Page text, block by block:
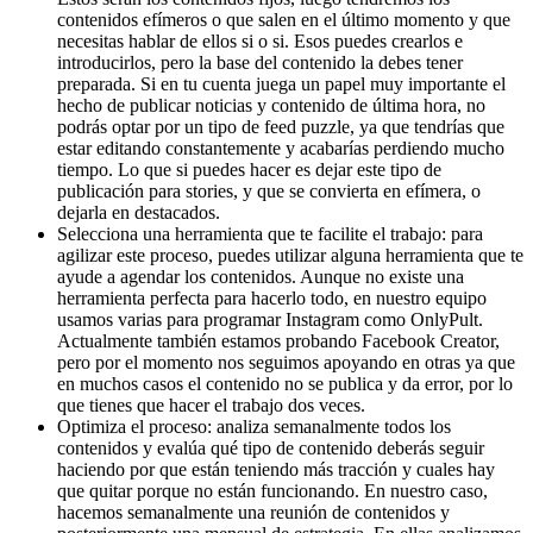
contenidos efímeros o que salen en el último momento y que
necesitas hablar de ellos si o si. Esos puedes crearlos e
introducirlos, pero la base del contenido la debes tener
preparada. Si en tu cuenta juega un papel muy importante el
hecho de publicar noticias y contenido de última hora, no
podrás optar por un tipo de feed puzzle, ya que tendrías que
estar editando constantemente y acabarías perdiendo mucho
tiempo. Lo que si puedes hacer es dejar este tipo de
publicación para stories, y que se convierta en efímera, o
dejarla en destacados.
Selecciona una herramienta que te facilite el trabajo: para
agilizar este proceso, puedes utilizar alguna herramienta que te
ayude a agendar los contenidos. Aunque no existe una
herramienta perfecta para hacerlo todo, en nuestro equipo
usamos varias para programar Instagram como OnlyPult.
Actualmente también estamos probando Facebook Creator,
pero por el momento nos seguimos apoyando en otras ya que
en muchos casos el contenido no se publica y da error, por lo
que tienes que hacer el trabajo dos veces.
Optimiza el proceso: analiza semanalmente todos los
contenidos y evalúa qué tipo de contenido deberás seguir
haciendo por que están teniendo más tracción y cuales hay
que quitar porque no están funcionando. En nuestro caso,
hacemos semanalmente una reunión de contenidos y